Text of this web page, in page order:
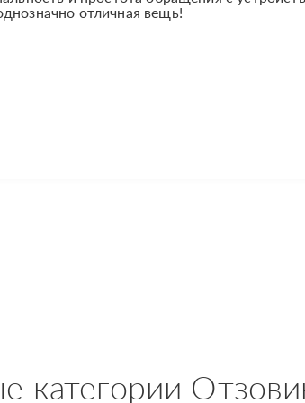
отличная вещь!
категории